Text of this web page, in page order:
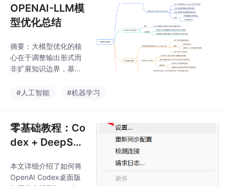
发过程包括源码获取、
环境配置、Flask后端部
署、OpenAI API集成等
能对话、购买意向分析
和数据收集等功能。系
统采用前后端分离架
部署，无需复杂运维。
配，并通过数据分析
OPENAI-LLM模
型优化总结
摘要：大模型优化的核
心在于调整输出形式而
非扩展知识边界，基座
限。优化方法包括提示
rning（辅助理解任务模
式）、RAG（动态引入
外部知识）和微调（规
务需求选择组合。其中
RAG侧重输入优化，微
#人工智能 #机器学习
零基础教程：Co
dex + DeepSee
入指南（Codex
本文详细介绍了如何将
OpenAI Codex桌面版